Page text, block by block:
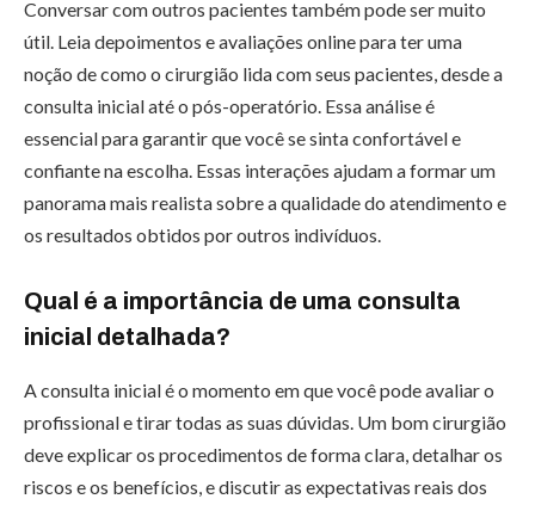
Conversar com outros pacientes também pode ser muito
útil. Leia depoimentos e avaliações online para ter uma
noção de como o cirurgião lida com seus pacientes, desde a
consulta inicial até o pós-operatório. Essa análise é
essencial para garantir que você se sinta confortável e
confiante na escolha. Essas interações ajudam a formar um
panorama mais realista sobre a qualidade do atendimento e
os resultados obtidos por outros indivíduos.
Qual é a importância de uma consulta
inicial detalhada?
A consulta inicial é o momento em que você pode avaliar o
profissional e tirar todas as suas dúvidas. Um bom cirurgião
deve explicar os procedimentos de forma clara, detalhar os
riscos e os benefícios, e discutir as expectativas reais dos